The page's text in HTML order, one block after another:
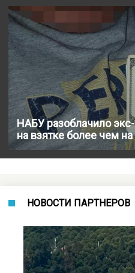
НАБУ разоблачило
на взятке более чем
НОВОСТИ ПАРТНЕРОВ